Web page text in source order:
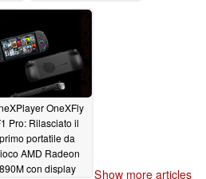
Halo11/10/2024
OneXFly
Pro: Rilasciato il
primo portatile da
AMD Radeon
890M con display
Show more articles